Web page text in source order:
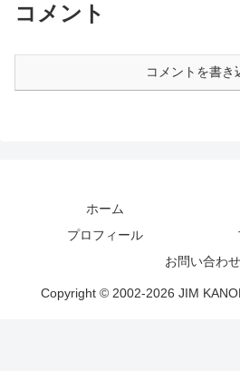
コメント
コメントを書き
ホーム
プロフィール
お問い合わせ
Copyright © 2002-2026 JIM